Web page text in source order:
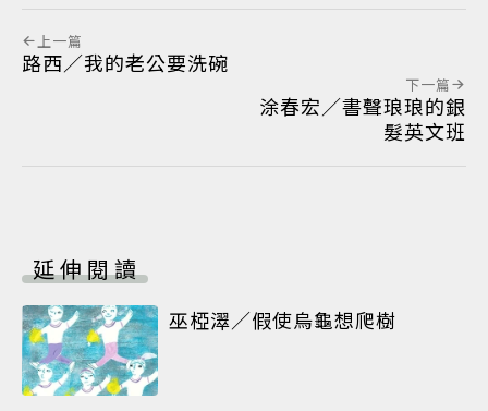
上一篇
路西／我的老公要洗碗
下一篇
涂春宏／書聲琅琅的銀
髮英文班
延伸閱讀
巫椏濢／假使烏龜想爬樹